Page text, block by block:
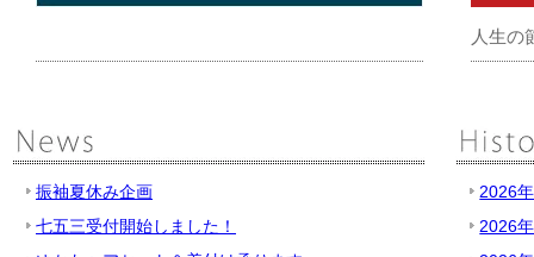
人生の
振袖夏休み企画
七五三受付開始しました！
2026
2026